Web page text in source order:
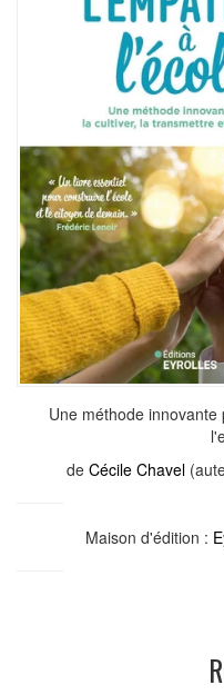
Une méthode
de Cécile Chavel
Maison d'édition :